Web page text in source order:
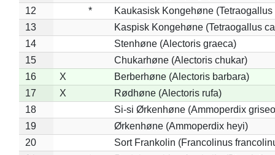
12
*
Kaukasisk Kongehøne
13
Kaspisk Kongehøne (Tetraogallus
14
Stenhøne (Alectoris graeca)
15
Chukarhøne (Alectoris chukar)
16
X
Berberhøne (Alectoris barbara)
17
X
Rødhøne (Alectoris rufa)
18
Si-si Ørkenhøne (Ammoperdix
19
Ørkenhøne (Ammoperdix heyi)
20
Sort Frankolin (Francolinus